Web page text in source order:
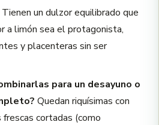
Tienen un dulzor equilibrado que
a limón sea el protagonista,
y placenteras sin ser
para un desayuno o
Quedan riquísimas con
cortadas (como